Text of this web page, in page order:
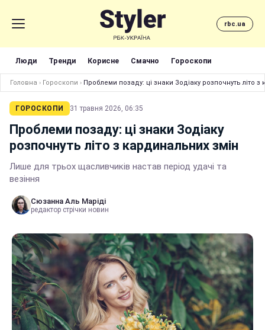
rbc.ua
Люди Тренди Корисне Смачно Гороскопи
Головна › Гороскопи › Проблеми позаду: ці знаки Зодіаку розпочнуть літо з
ГОРОСКОПИ 31 травня 2026, 06:35
Проблеми позаду: ці знаки Зодіаку
розпочнуть літо з кардинальних змін
Лише для трьох щасливчиків настав період удачі та
везіння
Сюзанна Аль Маріді
редактор стрічки новин